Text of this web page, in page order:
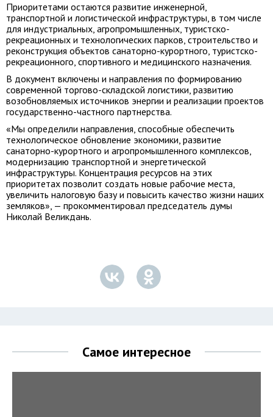
Приоритетами остаются развитие инженерной,
транспортной и логистической инфраструктуры, в том числе
для индустриальных, агропромышленных, туристско-
рекреационных и технологических парков, строительство и
реконструкция объектов санаторно-курортного, туристско-
рекреационного, спортивного и медицинского назначения.
В документ включены и направления по формированию
современной торгово-складской логистики, развитию
возобновляемых источников энергии и реализации проектов
государственно-частного партнерства.
«Мы определили направления, способные обеспечить
технологическое обновление экономики, развитие
санаторно-курортного и агропромышленного комплексов,
модернизацию транспортной и энергетической
инфраструктуры. Концентрация ресурсов на этих
приоритетах позволит создать новые рабочие места,
увеличить налоговую базу и повысить качество жизни наших
земляков», — прокомментировал председатель думы
Николай Великдань.
Самое интересное